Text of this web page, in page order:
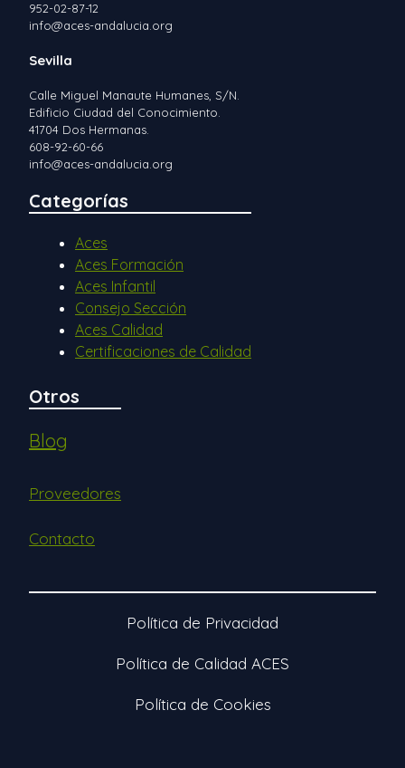
952-02-87-12
info@aces-andalucia.org
Sevilla
Calle Miguel Manaute Humanes, S/N.
Edificio Ciudad del Conocimiento.
41704 Dos Hermanas.
608-92-60-66
info@aces-andalucia.org
Categorías
Aces
Aces Formación
Aces Infantil
Consejo Sección
Aces Calidad
Certificaciones de Calidad
Otros
Blog
Proveedores
Contacto
Política de Privacidad
Política de Calidad ACES
Política de Cookies